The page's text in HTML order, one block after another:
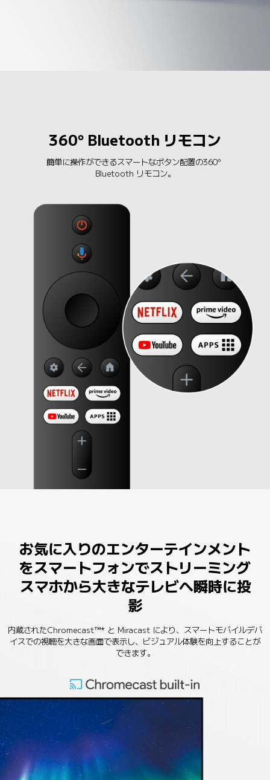
360° Bluetooth リモコン
簡単に操作ができるスマートなボタン配置の360°
Bluetooth リモコン。
お気に入りのエンターテインメント
をスマートフォンでストリーミング
スマホから大きなテレビへ瞬時に投
影
内蔵されたChromecast™* と Miracast により、スマートモバイルデバ
イスでの視聴を大きな画面で表示し、ビジュアル体験を向上することが
できます。